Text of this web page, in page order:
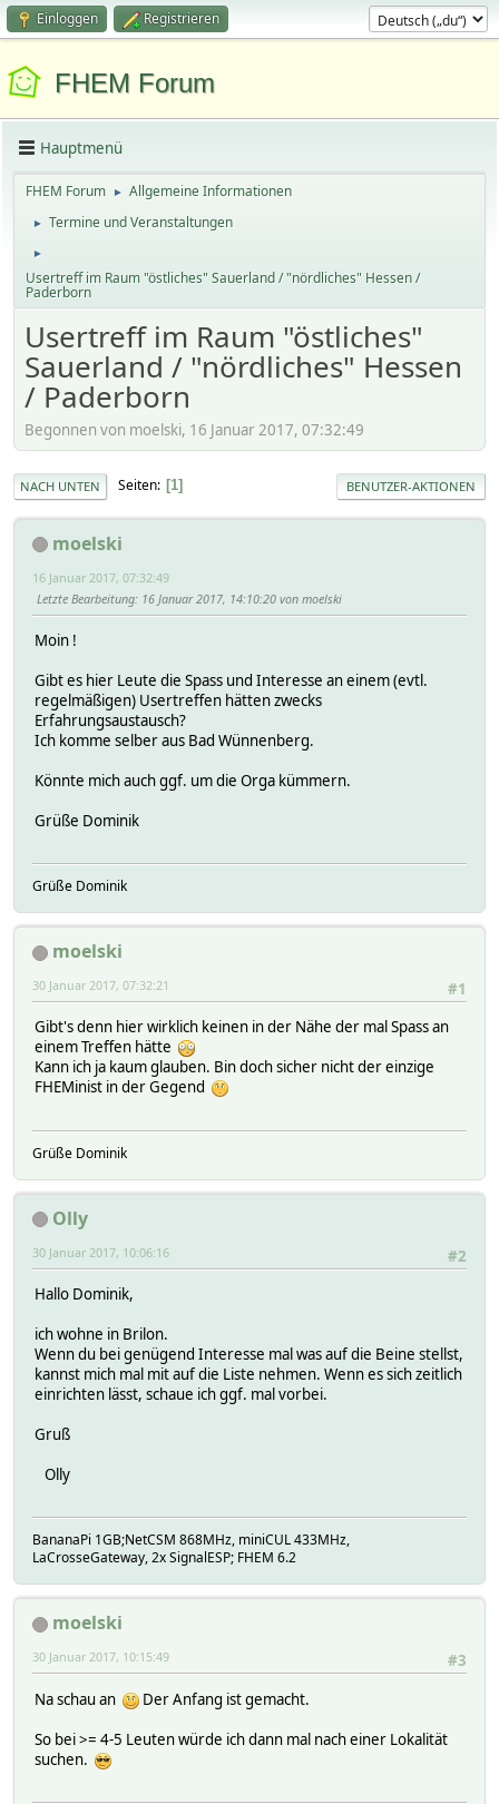
Einloggen Registrieren
FHEM Forum
Hauptmenü
FHEM Forum ► Allgemeine Informationen
► Termine und Veranstaltungen
►
Usertreff im Raum "östliches" Sauerland / "nördliches" Hessen /
Paderborn
Usertreff im Raum "östliches"
Sauerland / "nördliches" Hessen
/ Paderborn
Begonnen von moelski, 16 Januar 2017, 07:32:49
NACH UNTEN Seiten 1 BENUTZER-AKTIONEN
moelski
16 Januar 2017, 07:32:49
Letzte Bearbeitung: 16 Januar 2017, 14:10:20 von moelski
Moin !
Gibt es hier Leute die Spass und Interesse an einem (evtl.
regelmäßigen) Usertreffen hätten zwecks
Erfahrungsaustausch?
Ich komme selber aus Bad Wünnenberg.
Könnte mich auch ggf. um die Orga kümmern.
Grüße Dominik
Grüße Dominik
moelski
#1
30 Januar 2017, 07:32:21
Gibt's denn hier wirklich keinen in der Nähe der mal Spass an
einem Treffen hätte
Kann ich ja kaum glauben. Bin doch sicher nicht der einzige
FHEMinist in der Gegend
Grüße Dominik
Olly
#2
30 Januar 2017, 10:06:16
Hallo Dominik,
ich wohne in Brilon.
Wenn du bei genügend Interesse mal was auf die Beine stellst,
kannst mich mal mit auf die Liste nehmen. Wenn es sich zeitlich
einrichten lässt, schaue ich ggf. mal vorbei.
Gruß
Olly
BananaPi 1GB;NetCSM 868MHz, miniCUL 433MHz,
LaCrosseGateway, 2x SignalESP; FHEM 6.2
moelski
#3
30 Januar 2017, 10:15:49
Na schau an
Der Anfang ist gemacht.
So bei >= 4-5 Leuten würde ich dann mal nach einer Lokalität
suchen.